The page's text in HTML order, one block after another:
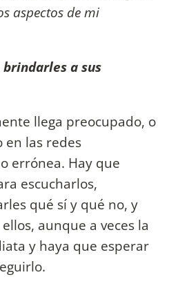
aspectos de mi
brindarles a sus
llega preocupado, o
en las redes
errónea. Hay que
escucharlos,
qué sí y qué no, y
aunque a veces la
y haya que esperar